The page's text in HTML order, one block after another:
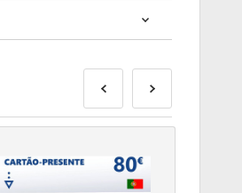
og er derfor helt originale.